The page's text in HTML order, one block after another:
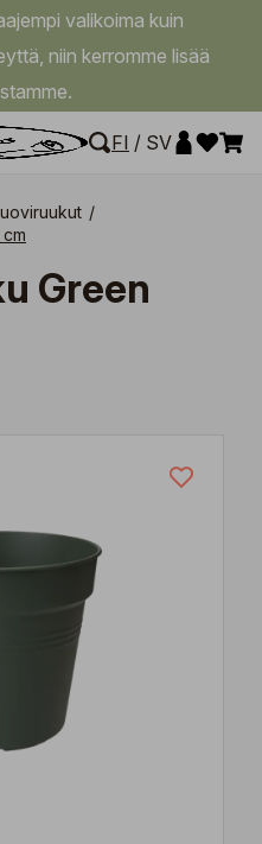
valikoima kuin
niin kerromme lisää
FI / SV
/